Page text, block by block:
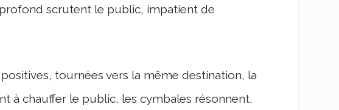
scrutent le public, impatient de
tournées vers la même destination, la
à chauffer le public, les cymbales résonnent,